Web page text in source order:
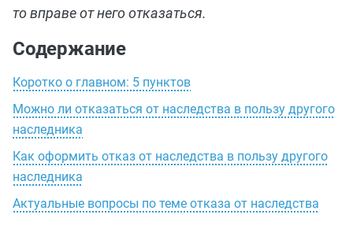
то вправе от него отказаться.
Содержание
Коротко о главном: 5 пунктов
Можно ли отказаться от наследства в пользу другого
наследника
Как оформить отказ от наследства в пользу другого
наследника
Актуальные вопросы по теме отказа от наследства